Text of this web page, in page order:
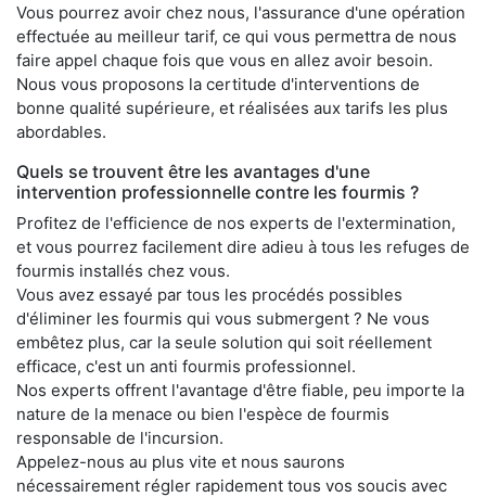
Vous pourrez avoir chez nous, l'assurance d'une opération
effectuée au meilleur tarif, ce qui vous permettra de nous
faire appel chaque fois que vous en allez avoir besoin.
Nous vous proposons la certitude d'interventions de
bonne qualité supérieure, et réalisées aux tarifs les plus
abordables.
Quels se trouvent être les avantages d'une
intervention professionnelle contre les fourmis ?
Profitez de l'efficience de nos experts de l'extermination,
et vous pourrez facilement dire adieu à tous les refuges de
fourmis installés chez vous.
Vous avez essayé par tous les procédés possibles
d'éliminer les fourmis qui vous submergent ? Ne vous
embêtez plus, car la seule solution qui soit réellement
efficace, c'est un anti fourmis professionnel.
Nos experts offrent l'avantage d'être fiable, peu importe la
nature de la menace ou bien l'espèce de fourmis
responsable de l'incursion.
Appelez-nous au plus vite et nous saurons
nécessairement régler rapidement tous vos soucis avec